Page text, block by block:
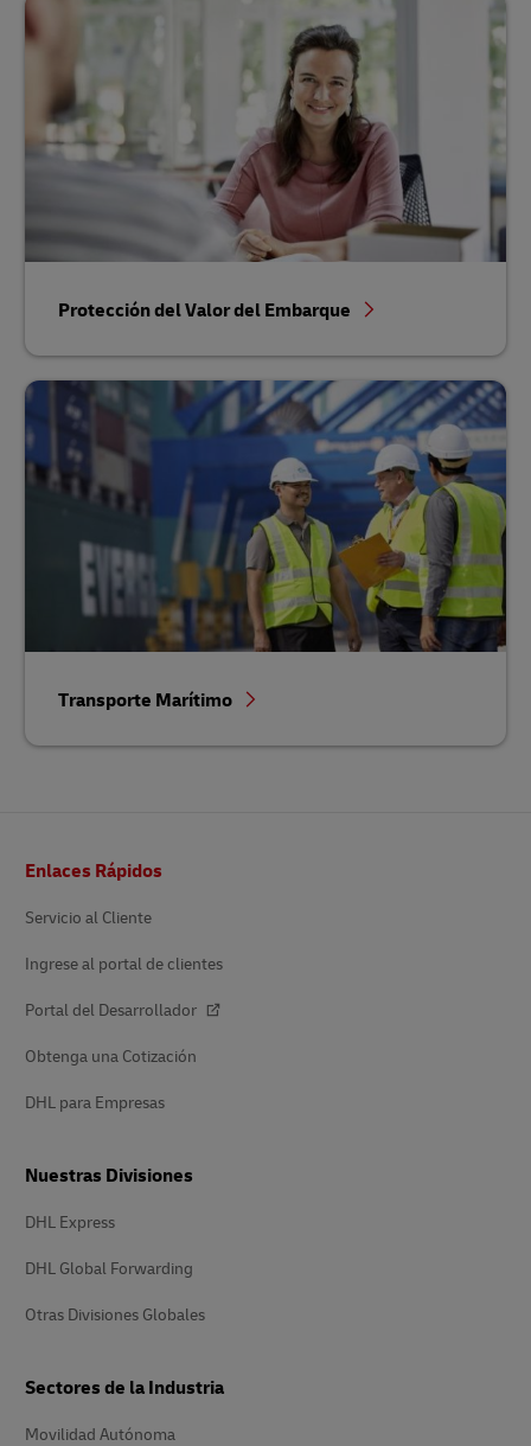
Protección del Valor del Embarque
Transporte Marítimo
de
Enlaces Rápidos
Servicio al Cliente
Ingrese al portal de clientes
Portal del Desarrollador
Obtenga una Cotización
DHL para Empresas
Nuestras Divisiones
DHL Express
DHL Global Forwarding
Otras Divisiones Globales
Sectores de la Industria
Movilidad Autónoma